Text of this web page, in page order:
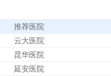
推荐医院
云大医院
昆华医院
延安医院